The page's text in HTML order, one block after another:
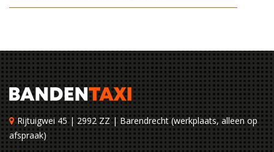
Rijtuigwei 45 | 2992 ZZ | Barendrecht (werkplaats, alleen op
afspraak)